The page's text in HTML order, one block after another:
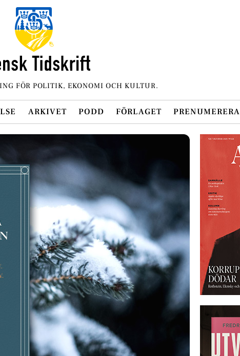
FÖR POLITIK, EKONOMI OCH KULTUR.
ARKIVET PODD FÖRLAGET PRENUMERERA